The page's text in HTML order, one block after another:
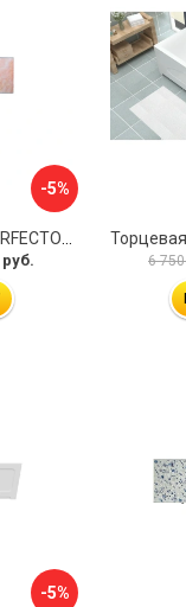
-5%
Экран под ванну PERFECTO LINEA 36-000157
руб. 6
-5%